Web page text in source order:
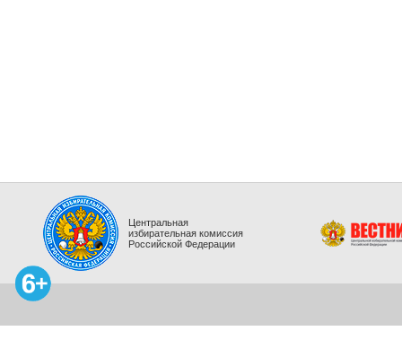
Центральная
избирательная комиссия
Российской Федерации